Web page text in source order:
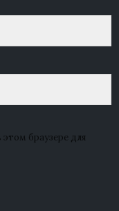
браузере для